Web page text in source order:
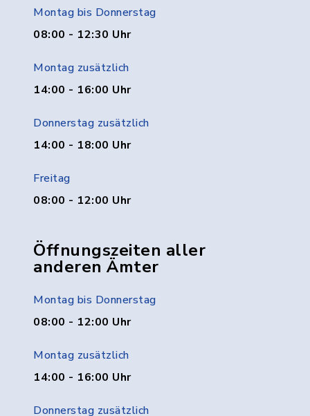
Montag bis Donnerstag
08:00 - 12:30 Uhr
Montag zusätzlich
14:00 - 16:00 Uhr
Donnerstag zusätzlich
14:00 - 18:00 Uhr
Freitag
08:00 - 12:00 Uhr
Öffnungszeiten aller
anderen Ämter
Montag bis Donnerstag
08:00 - 12:00 Uhr
Montag zusätzlich
14:00 - 16:00 Uhr
Donnerstag zusätzlich